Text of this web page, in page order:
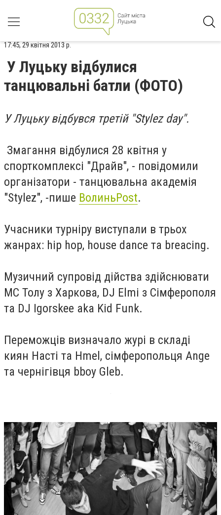
17:45, 29 квітня 2013 р.
У Луцьку відбулися
танцювальні батли (ФОТО)
У Луцьку відбувся третій "Stylez day".
Змагання відбулися 28 квітня у
спорткомплексі "Драйв", - повідомили
організатори - танцювальна академія
"Stylez", -пише ВолиньPost.
Учасники турніру виступали в трьох
жанрах: hip hop, house dance та breacing.
Музичний супровід дійства здійснювати
MC Толу з Харкова, DJ Elmi з Сімферополя
та DJ Igorskee aka Kid Funk.
Переможців визначало журі в складі
киян Насті та Hmel, сімферопольця Ange
та чернігівця bboy Gleb.